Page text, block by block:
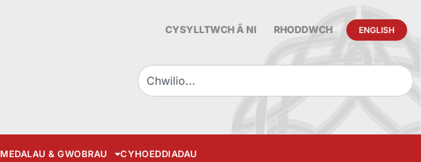
CYSYLLTWCH Â NI RHODDWCH ENGLISH
MEDALAU & GWOBRAU CYHOEDDIADAU